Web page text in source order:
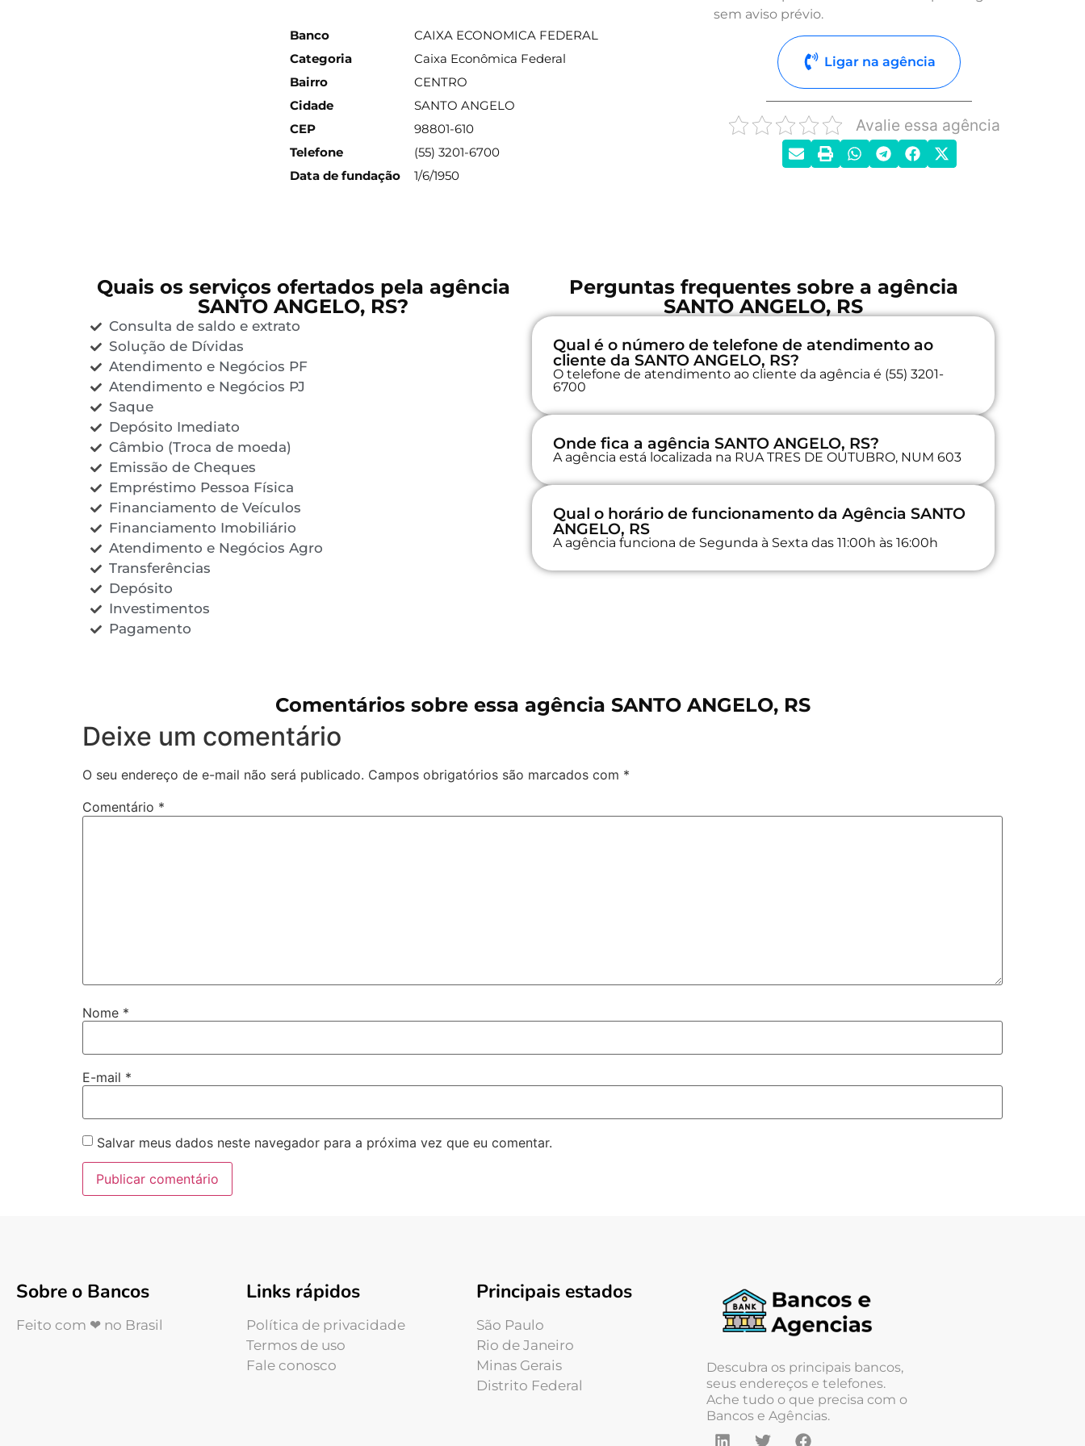
Banco
CAIXA ECONOMICA FEDERAL
Categoria
Caixa Econômica Federal
Bairro
CENTRO
Cidade
SANTO ANGELO
CEP
98801-610
Telefone
(55) 3201-6700
Data de fundação
1/6/1950
sem aviso prévio.
Ligar na agência
Avalie essa agência
Quais os serviços ofertados pela agência
SANTO ANGELO, RS?
Consulta de saldo e extrato
Solução de Dívidas
Atendimento e Negócios PF
Atendimento e Negócios PJ
Saque
Depósito Imediato
Câmbio (Troca de moeda)
Emissão de Cheques
Empréstimo Pessoa Física
Financiamento de Veículos
Financiamento Imobiliário
Atendimento e Negócios Agro
Transferências
Depósito
Investimentos
Pagamento
Perguntas frequentes sobre a agência
SANTO ANGELO, RS
Qual é o número de telefone de atendimento ao
cliente da SANTO ANGELO, RS?
O telefone de atendimento ao cliente da agência é (55) 3201-
6700
Onde fica a agência SANTO ANGELO, RS?
A agência está localizada na RUA TRES DE OUTUBRO, NUM 603
Qual o horário de funcionamento da Agência SANTO
ANGELO, RS
A agência funciona de Segunda à Sexta das 11:00h às 16:00h
Comentários sobre essa agência SANTO ANGELO, RS
Deixe um comentário
O seu endereço de e-mail não será publicado. Campos obrigatórios são marcados com *
Comentário *
Nome *
E-mail *
Salvar meus dados neste navegador para a próxima vez que eu comentar.
Sobre o Bancos
Feito com ❤ no Brasil
Links rápidos
Política de privacidade
Termos de uso
Fale conosco
Principais estados
São Paulo
Rio de Janeiro
Minas Gerais
Distrito Federal
Descubra os principais bancos,
seus endereços e telefones.
Ache tudo o que precisa com o
Bancos e Agências.